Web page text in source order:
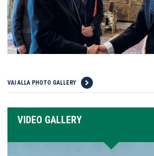
VAI ALLA PHOTO GALLERY
VIDEO GALLERY